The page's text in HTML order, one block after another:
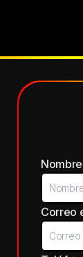
Nombre
Correo